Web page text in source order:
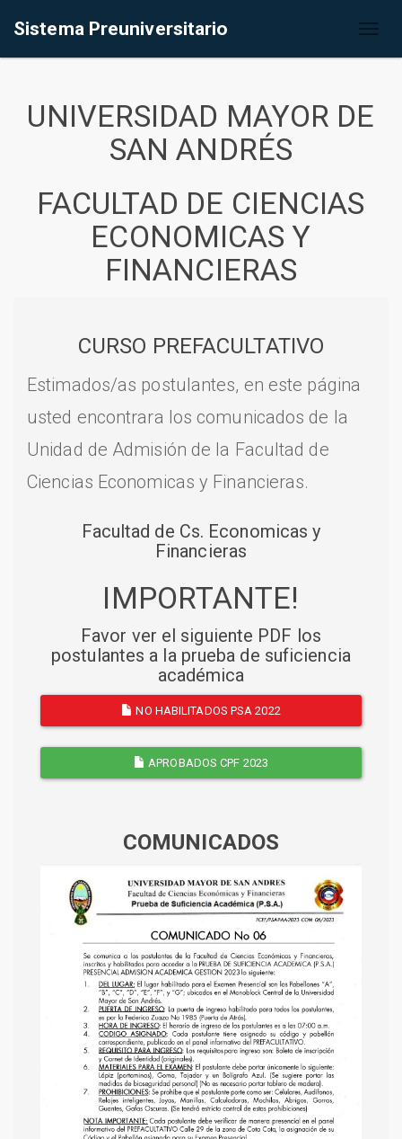
Sistema Preuniversitario
UNIVERSIDAD MAYOR DE
SAN ANDRÉS
FACULTAD DE CIENCIAS
ECONOMICAS Y
FINANCIERAS
CURSO PREFACULTATIVO
Estimados/as postulantes, en este página
usted encontrara los comunicados de la
Unidad de Admisión de la Facultad de
Ciencias Economicas y Financieras.
Facultad de Cs. Economicas y
Financieras
IMPORTANTE!
Favor ver el siguiente PDF los
postulantes a la prueba de suficiencia
académica
NO HABILITADOS PSA 2022
APROBADOS CPF 2023
COMUNICADOS